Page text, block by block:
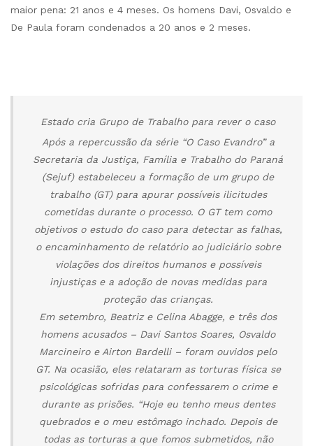
maior pena: 21 anos e 4 meses. Os homens Davi, Osvaldo e
De Paula foram condenados a 20 anos e 2 meses.
Estado cria Grupo de Trabalho para rever o caso
Após a repercussão da série “O Caso Evandro” a
Secretaria da Justiça, Família e Trabalho do Paraná
(Sejuf) estabeleceu a formação de um grupo de
trabalho (GT) para apurar possíveis ilicitudes
cometidas durante o processo. O GT tem como
objetivos o estudo do caso para detectar as falhas,
o encaminhamento de relatório ao judiciário sobre
violações dos direitos humanos e possíveis
injustiças e a adoção de novas medidas para
proteção das crianças.
Em setembro, Beatriz e Celina Abagge, e três dos
homens acusados – Davi Santos Soares, Osvaldo
Marcineiro e Airton Bardelli – foram ouvidos pelo
GT. Na ocasião, eles relataram as torturas física se
psicológicas sofridas para confessarem o crime e
durante as prisões. “Hoje eu tenho meus dentes
quebrados e o meu estômago inchado. Depois de
todas as torturas a que fomos submetidos, não